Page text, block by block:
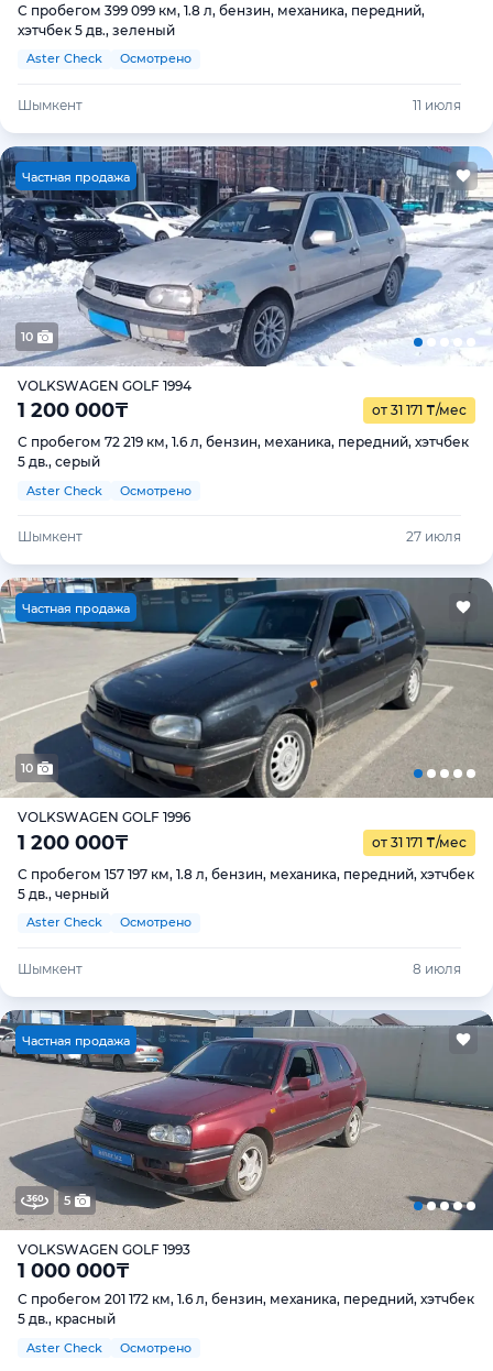
С пробегом 399 099 км, 1.8 л, бензин, механика, передний,
хэтчбек 5 дв., зеленый
Aster Check Осмотрено
Шымкент 11 июля
Частная продажа
10
VOLKSWAGEN GOLF 1994
1 200 000₸ от 31 171 ₸/мес
С пробегом 72 219 км, 1.6 л, бензин, механика, передний, хэтчбек
5 дв., серый
Aster Check Осмотрено
Шымкент 27 июля
Частная продажа
10
VOLKSWAGEN GOLF 1996
1 200 000₸ от 31 171 ₸/мес
С пробегом 157 197 км, 1.8 л, бензин, механика, передний, хэтчбек
5 дв., черный
Aster Check Осмотрено
Шымкент 8 июля
Частная продажа
5
VOLKSWAGEN GOLF 1993
1 000 000₸
С пробегом 201 172 км, 1.6 л, бензин, механика, передний, хэтчбек
5 дв., красный
Aster Check Осмотрено